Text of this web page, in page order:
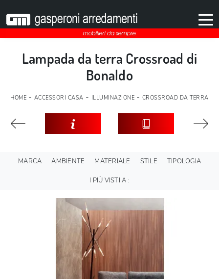
Lampada da terra Crossroad di
Bonaldo
HOME - ACCESSORI CASA - ILLUMINAZIONE - CROSSROAD DA TERRA
MARCA AMBIENTE MATERIALE STILE TIPOLOGIA
I PIÙ VISTI A :